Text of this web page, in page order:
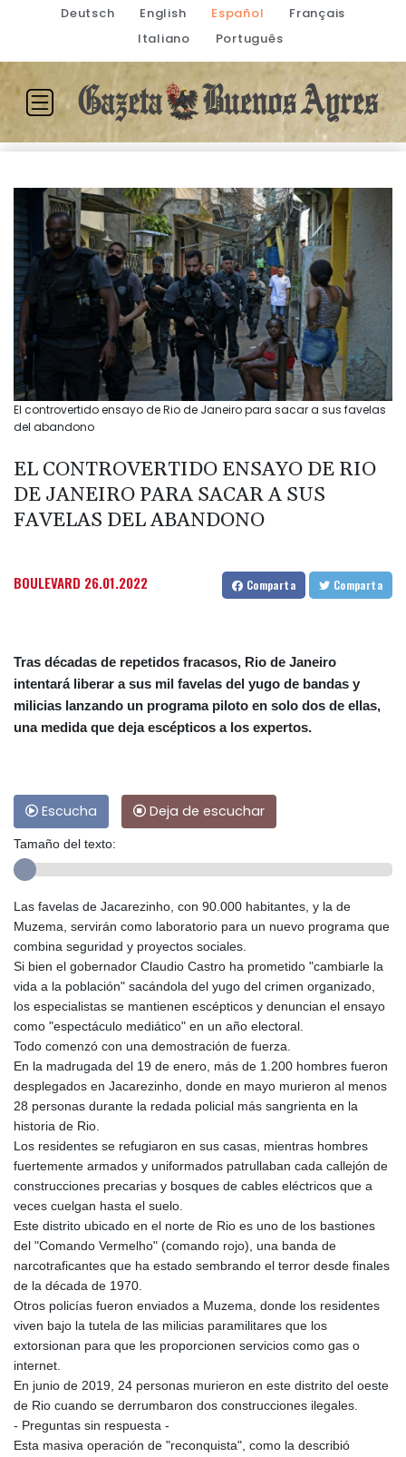
Deutsch English Español
Français
Italiano
Português
El controvertido ensayo de Rio de Janeiro para sacar a sus favelas
del abandono
EL CONTROVERTIDO ENSAYO DE RIO
DE JANEIRO PARA SACAR A SUS
FAVELAS DEL ABANDONO
BOULEVARD 26.01.2022 Comparta Comparta
Tras décadas de repetidos fracasos, Rio de Janeiro
intentará liberar a sus mil favelas del yugo de bandas y
milicias lanzando un programa piloto en solo dos de ellas,
una medida que deja escépticos a los expertos.
Escucha Deja de escuchar
Tamaño del texto:
Las favelas de Jacarezinho, con 90.000 habitantes, y la de
Muzema, servirán como laboratorio para un nuevo programa que
combina seguridad y proyectos sociales.
Si bien el gobernador Claudio Castro ha prometido "cambiarle la
vida a la población" sacándola del yugo del crimen organizado,
los especialistas se mantienen escépticos y denuncian el ensayo
como "espectáculo mediático" en un año electoral.
Todo comenzó con una demostración de fuerza.
En la madrugada del 19 de enero, más de 1.200 hombres fueron
desplegados en Jacarezinho, donde en mayo murieron al menos
28 personas durante la redada policial más sangrienta en la
historia de Rio.
Los residentes se refugiaron en sus casas, mientras hombres
fuertemente armados y uniformados patrullaban cada callejón de
construcciones precarias y bosques de cables eléctricos que a
veces cuelgan hasta el suelo.
Este distrito ubicado en el norte de Rio es uno de los bastiones
del "Comando Vermelho" (comando rojo), una banda de
narcotraficantes que ha estado sembrando el terror desde finales
de la década de 1970.
Otros policías fueron enviados a Muzema, donde los residentes
viven bajo la tutela de las milicias paramilitares que los
extorsionan para que les proporcionen servicios como gas o
internet.
En junio de 2019, 24 personas murieron en este distrito del oeste
de Rio cuando se derrumbaron dos construcciones ilegales.
- Preguntas sin respuesta -
Esta masiva operación de "reconquista", como la describió